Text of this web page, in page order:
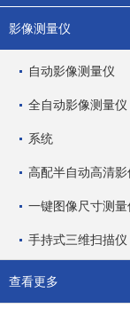
影像测量仪
自动影像测量仪
全自动影像测量仪
系统
高配半自动高清影
一键图像尺寸测量
手持式三维扫描仪
查看更多